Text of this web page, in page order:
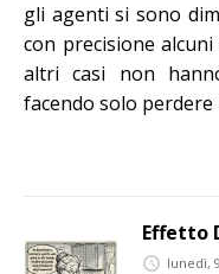
gli agenti si sono
con precisione
altri casi non
facendo solo
Effetto
lunedì,